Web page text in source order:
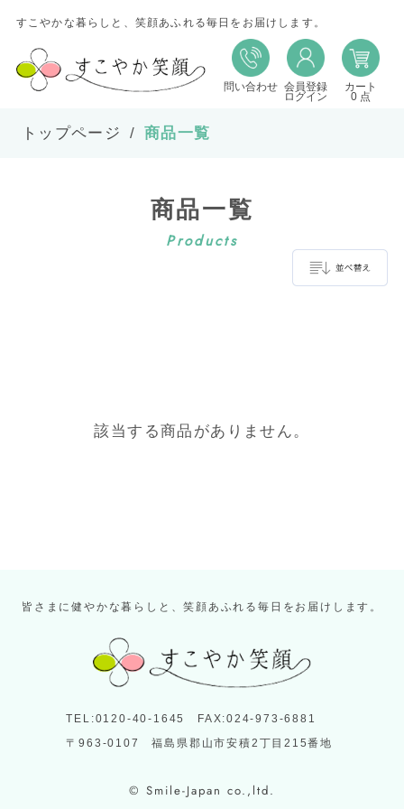
すこやかな暮らしと、笑顔あふれる毎日をお届けします。
問い合わせ 会員登録
ログイン
カート
0 点
トップページ 商品一覧
商品一覧
Products
並び替え
該当する商品がありません。
皆さまに健やかな暮らしと、笑顔あふれる毎日をお届けします。
TEL:0120-40-1645 FAX:024-973-6881
〒963-0107 福島県郡山市安積2丁目215番地
© Smile-Japan co.,ltd.